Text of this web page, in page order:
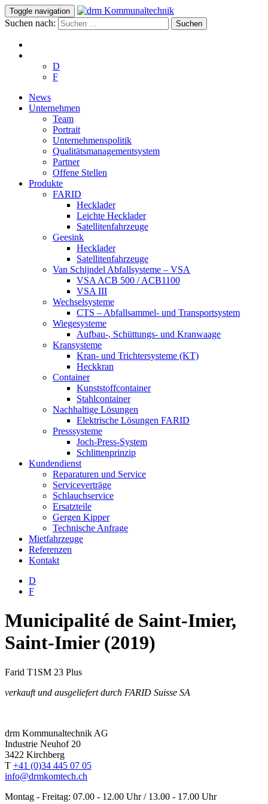
Toggle navigation
Suchen nach:
D
F
News
Unternehmen
Team
Portrait
Unternehmenspolitik
Qualitätsmanagementsystem
Partner
Offene Stellen
Produkte
FARID
Hecklader
Leichte Hecklader
Satellitenfahrzeuge
Geesink
Hecklader
Satellitenfahrzeuge
Van Schijndel Abfallsysteme – VSA
VSA ACB 500 / ACB1100
VSA III
Wechselsysteme
CTS – Abfallsammel- und Transportsystem
Wiegesysteme
Aufbau-, Schüttungs- und Kranwaage
Kransysteme
Kran- und Trichtersysteme (KT)
Heckkran
Container
Kunststoffcontainer
Stahlcontainer
Nachhaltige Lösungen
Elektrische Lösungen FARID
Presssysteme
Joch-Press-System
Schlittenprinzip
Kundendienst
Reparaturen und Service
Serviceverträge
Schlauchservice
Ersatzteile
Gergen Kipper
Technische Anfrage
Mietfahrzeuge
Referenzen
Kontakt
D
F
Municipalité de Saint-Imier,
Saint-Imier (2019)
Farid T1SM 23 Plus
verkauft und ausgeliefert durch FARID Suisse SA
drm Kommunaltechnik AG
Industrie Neuhof 20
3422 Kirchberg
T +41 (0)34 445 07 05
info@drmkomtech.ch
Montag - Freitag: 07.00 - 12.00 Uhr / 13.00 - 17.00 Uhr